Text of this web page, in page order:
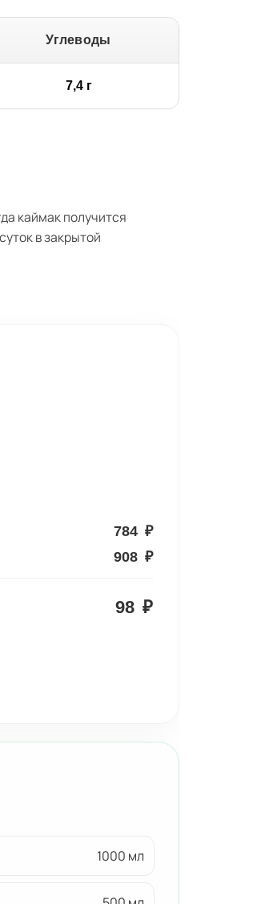
Углеводы
7,4 г
каймак получится
в закрытой
784 ₽
908 ₽
98 ₽
1000 мл